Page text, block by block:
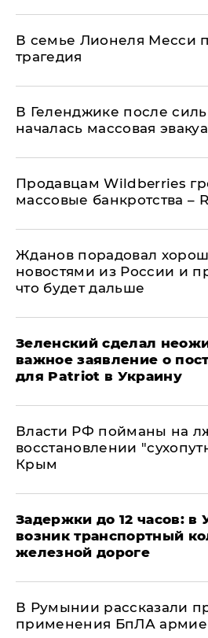
В семье Лионеля Месси
трагедия
В Геленджике после
началась массовая
Продавцам Wildberries
массовые банкротства –
Жданов порадовал
новостями из России и
что будет дальше
Зеленский сделал
важное заявление о
для Patriot в Украину
Власти РФ пойманы на
восстановлении
Крым
Задержки до 12 часов: в
возник транспортный
железной дороге
В Румынии рассказали
применения БпЛА